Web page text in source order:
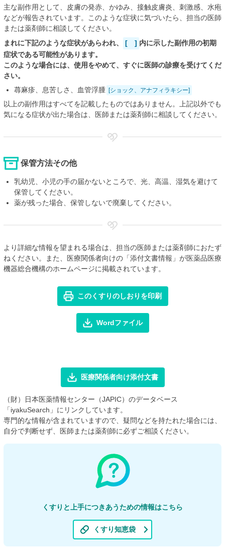
主な副作用として、皮膚の発赤、かゆみ、接触皮膚炎、刺激感、水疱
などが報告されています。このような症状に気づいたら、担当の医師
または薬剤師に相談してください。
まれに下記のような症状があらわれ、
[ ] 内に示した副作用の初期
症状である可能性があります。
このような場合には、使用をやめて、すぐに医師の診療を受けてくだ
さい。
蕁麻疹、息苦しさ、血管浮腫 [ショック、アナフィラキシー]
以上の副作用はすべてを記載したものではありません。上記以外でも
気になる症状が出た場合は、医師または薬剤師に相談してください。
保管方法その他
乳幼児、小児の手の届かないところで、光、高温、湿気を避けて
保管してください。
薬が残った場合、保管しないで廃棄してください。
より詳細な情報を望まれる場合は、担当の医師または薬剤師におたず
ねください。また、医療関係者向けの「添付文書情報」が医薬品医療
機器総合機構のホームページに掲載されています。
このくすりのしおりを印刷
Wordファイル
医療関係者向け添付文書
（財）日本医薬情報センター（JAPIC）のデータベース
「iyakuSearch」にリンクしています。
専門的な情報が含まれていますので、疑問などを持たれた場合には、
自分で判断せず、医師または薬剤師に必ずご相談ください。
くすりと上手につきあうための情報はこちら
くすり知恵袋